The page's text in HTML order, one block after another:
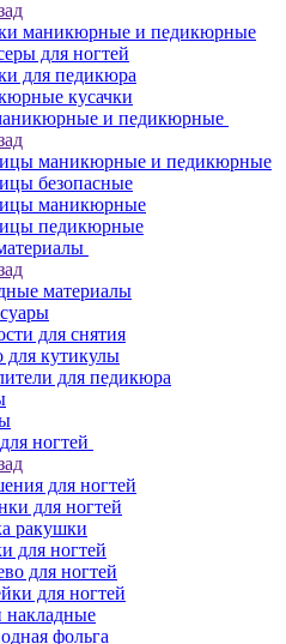
маникюрные и педикюрные
для ногтей
для педикюра
кусачки
и педикюрные
маникюрные и педикюрные
безопасные
маникюрные
педикюрные
материалы
для снятия
для кутикулы
для педикюра
ногтей
для ногтей
для ногтей
ракушки
для ногтей
для ногтей
для ногтей
накладные
фольга